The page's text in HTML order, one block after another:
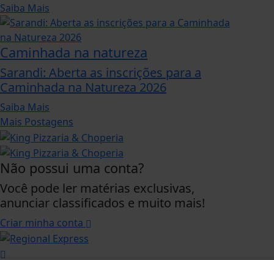
Saiba Mais
Caminhada na natureza
Sarandi: Aberta as inscrições para a
Caminhada na Natureza 2026
Saiba Mais
Mais Postagens
Não possui uma conta?
Você pode ler matérias exclusivas,
anunciar classificados e muito mais!
Criar minha conta